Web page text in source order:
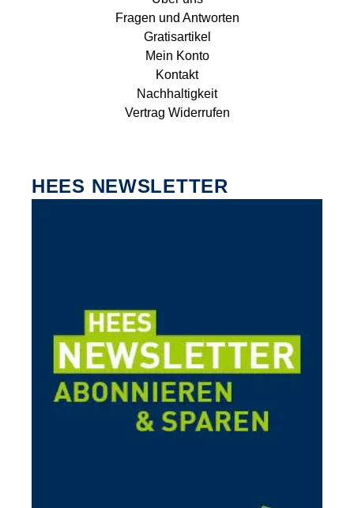
Fragen und Antworten
Gratisartikel
Mein Konto
Kontakt
Nachhaltigkeit
Vertrag Widerrufen
HEES NEWSLETTER